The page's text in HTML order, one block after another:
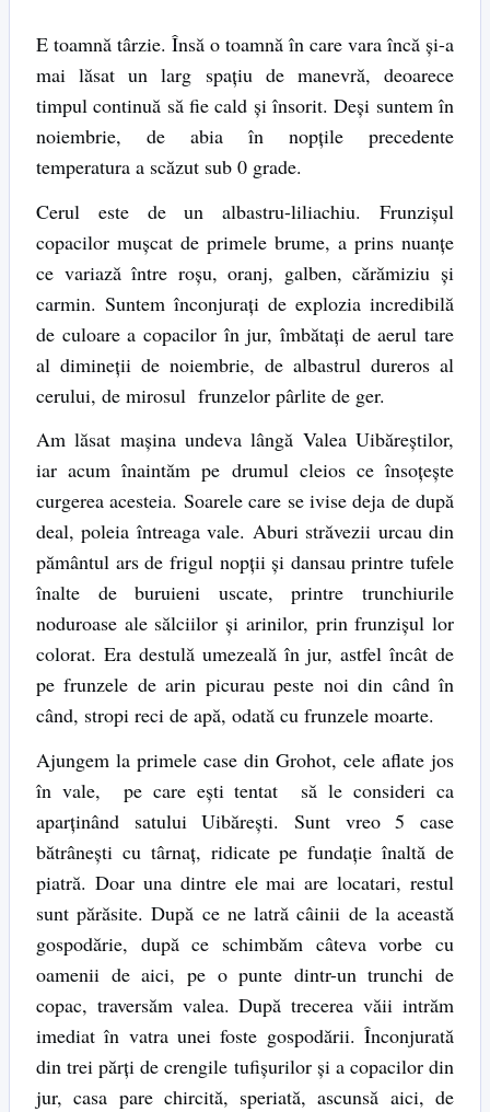
E toamnă târzie. Însă o toamnă în care vara încă şi-a
mai lăsat un larg spaţiu de manevră, deoarece
timpul continuă să fie cald şi însorit. Deşi suntem în
noiembrie, de abia în nopţile precedente
temperatura a scăzut sub 0 grade.
Cerul este de un albastru-liliachiu. Frunzişul
copacilor muşcat de primele brume, a prins nuanţe
ce variază între roşu, oranj, galben, cărămiziu şi
carmin. Suntem înconjuraţi de explozia incredibilă
de culoare a copacilor în jur, îmbătaţi de aerul tare
al dimineţii de noiembrie, de albastrul dureros al
cerului, de mirosul frunzelor pârlite de ger.
Am lăsat maşina undeva lângă Valea Uibăreştilor,
iar acum înaintăm pe drumul cleios ce însoţeşte
curgerea acesteia. Soarele care se ivise deja de după
deal, poleia întreaga vale. Aburi străvezii urcau din
pământul ars de frigul nopţii şi dansau printre tufele
înalte de buruieni uscate, printre trunchiurile
noduroase ale sălciilor şi arinilor, prin frunzişul lor
colorat. Era destulă umezeală în jur, astfel încât de
pe frunzele de arin picurau peste noi din când în
când, stropi reci de apă, odată cu frunzele moarte.
Ajungem la primele case din Grohot, cele aflate jos
în vale, pe care eşti tentat să le consideri ca
aparţinând satului Uibăreşti. Sunt vreo 5 case
bătrâneşti cu târnaţ, ridicate pe fundaţie înaltă de
piatră. Doar una dintre ele mai are locatari, restul
sunt părăsite. După ce ne latră câinii de la această
gospodărie, după ce schimbăm câteva vorbe cu
oamenii de aici, pe o punte dintr-un trunchi de
copac, traversăm valea. După trecerea văii intrăm
imediat în vatra unei foste gospodării. Înconjurată
din trei părţi de crengile tufişurilor şi a copacilor din
jur, casa pare chircită, speriată, ascunsă aici, de